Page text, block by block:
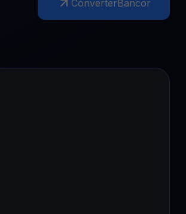
Explore os concursos e promoções mais
Converter Bancor